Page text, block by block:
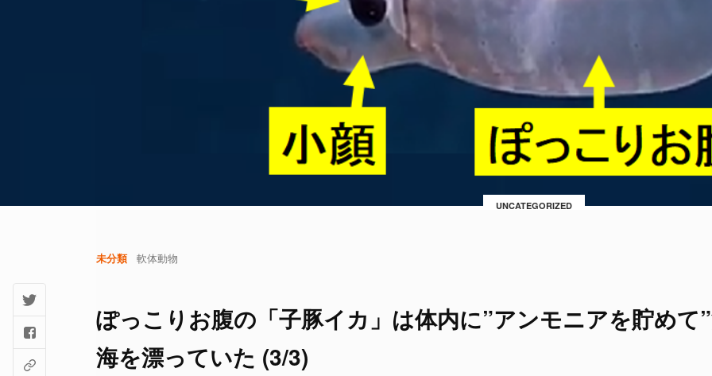
UNCATEGORIZED
未分類 軟体動物
ぽっこりお腹の「子豚イカ」は体内に”アンモニアを貯めて
海を漂っていた (3/3)